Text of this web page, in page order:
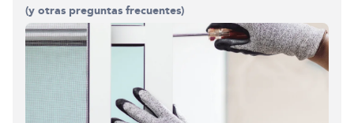
(y otras preguntas frecuentes)